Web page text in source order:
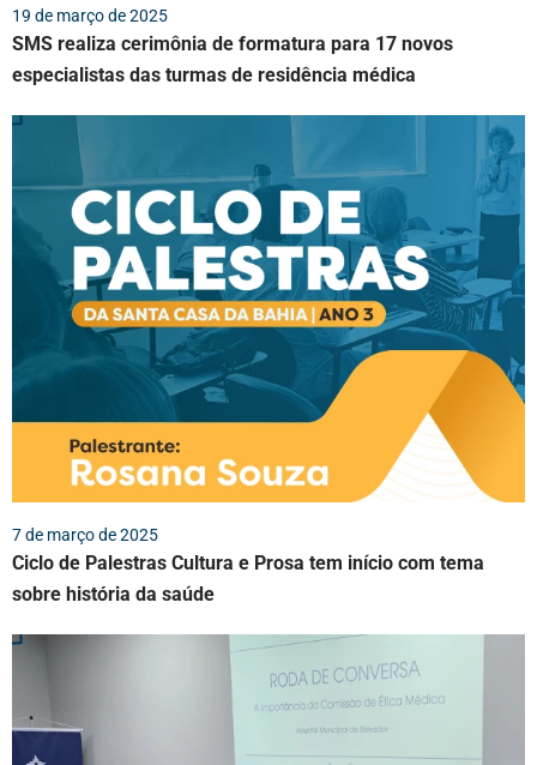
19 de março de 2025
SMS realiza cerimônia de formatura para 17 novos
especialistas das turmas de residência médica
7 de março de 2025
Ciclo de Palestras Cultura e Prosa tem início com tema
sobre história da saúde